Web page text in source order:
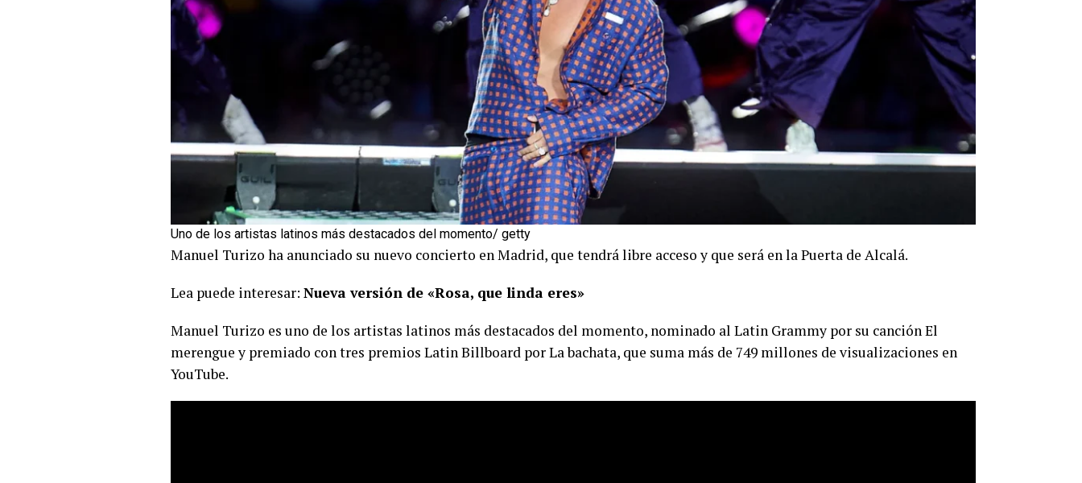
Uno de los artistas latinos más destacados del momento/ getty
Manuel Turizo ha anunciado su nuevo concierto en Madrid, que tendrá libre acceso y que será en la Puerta de Alcalá.
Lea puede interesar: Nueva versión de «Rosa, que linda eres»
Manuel Turizo es uno de los artistas latinos más destacados del momento, nominado al Latin Grammy por su canción El
merengue y premiado con tres premios Latin Billboard por La bachata, que suma más de 749 millones de visualizaciones en
YouTube.